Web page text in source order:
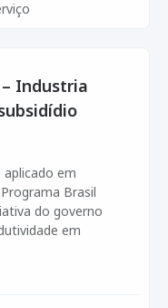
Industria
em
Brasil
do governo
em